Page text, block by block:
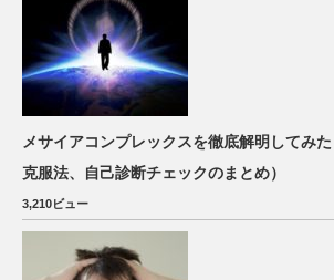
メサイアコンプレックスを徹底解明してみた
克服法、自己診断チェックのまとめ）
3,210ビュー